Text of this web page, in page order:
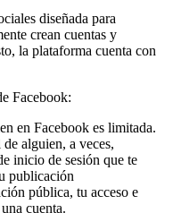
diseñada para
crean cuentas y
la plataforma cuenta con
Facebook:
en Facebook es limitada.
alguien, a veces,
inicio de sesión que te
publicación
pública, tu acceso e
cuenta.